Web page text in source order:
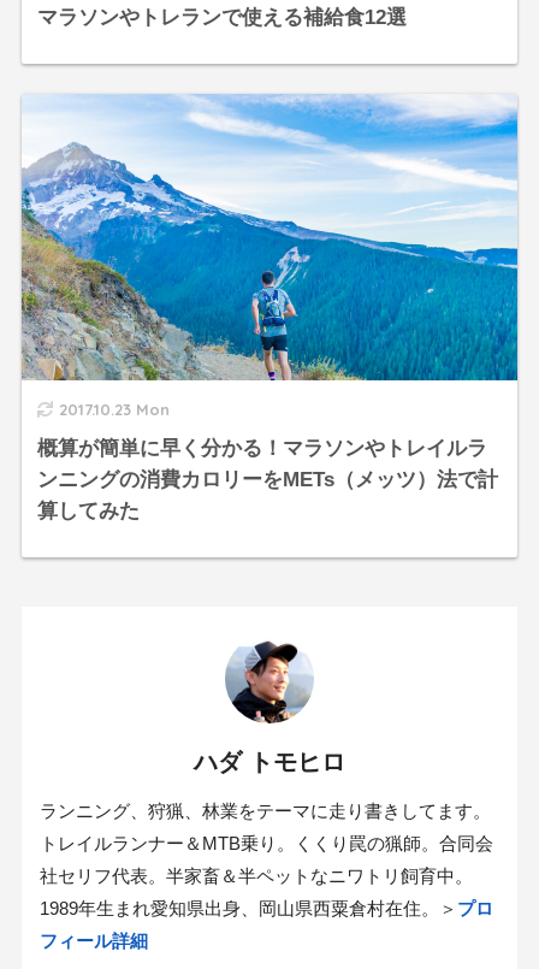
マラソンやトレランで使える補給食12選
2017.10.23 Mon
概算が簡単に早く分かる！マラソンやトレイルラ
ンニングの消費カロリーをMETs（メッツ）法で計
算してみた
ハダ トモヒロ
ランニング、狩猟、林業をテーマに走り書きしてます。
トレイルランナー＆MTB乗り。くくり罠の猟師。合同会
社セリフ代表。半家畜＆半ペットなニワトリ飼育中。
1989年生まれ愛知県出身、岡山県西粟倉村在住。＞ プロ
フィール詳細